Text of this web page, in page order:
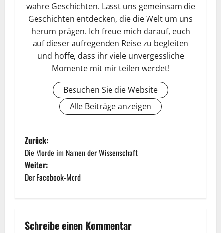
wahre Geschichten. Lasst uns gemeinsam die
Geschichten entdecken, die die Welt um uns
herum prägen. Ich freue mich darauf, euch
auf dieser aufregenden Reise zu begleiten
und hoffe, dass ihr viele unvergessliche
Momente mit mir teilen werdet!
Besuchen Sie die Website
Alle Beiträge anzeigen
Zurück:
Die Morde im Namen der Wissenschaft
Weiter:
Der Facebook-Mord
Schreibe einen Kommentar